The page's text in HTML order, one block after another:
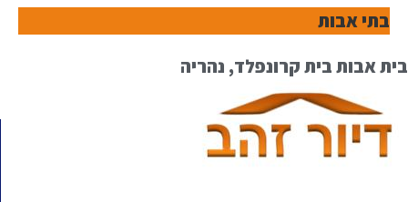
בתי אבות
בית אבות בית קרונפלד, נהריה